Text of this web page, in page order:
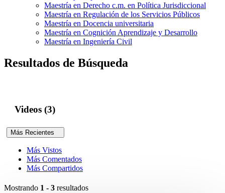
Maestría en Derecho c.m. en Política Jurisdiccional
Maestría en Regulación de los Servicios Públicos
Maestría en Docencia universitaria
Maestría en Cognición Aprendizaje y Desarrollo
Maestría en Ingeniería Civil
Resultados de Búsqueda
Videos (3)
Más Recientes
Más Vistos
Más Comentados
Más Compartidos
Mostrando 1 - 3 resultados